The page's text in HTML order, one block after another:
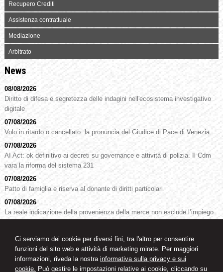
Ci serviamo dei cookie per diversi fini, tra l'altro per consentire
funzioni del sito web e attività di marketing mirate. Per maggiori
informazioni, riveda la nostra informativa sulla privacy e sui
cookie. Può gestire le impostazioni relative ai cookie, cliccando su
Recupero Crediti
Assistenza contrattuale
Mediazione
Arbitrato
News
08/08/2026
Diritto di difesa e segretezza delle indagini nell'ecosistema investigativo
digitale
07/08/2026
Volo in ritardo o cancellato: la pronuncia del Giudice di Pace di Venezia
07/08/2026
AI Act: ok definitivo ai decreti su governance e attività di polizia. Il Cdm
vara la riforma del sistema 231
07/08/2026
Patto di famiglia e riserva al donante di diritti particolari
07/08/2026
La reale indicazione della provenienza della merce non esclude l’impiego
di segni o simboli decettivi
07/08/2026
Marchio Biologico Italiano: nuovo simbolo per valorizzare il bio Made in
Italy